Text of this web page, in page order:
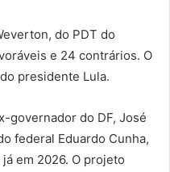
do PDT do
e 24 contrários. O
presidente Lula.
governador do DF, José
federal Eduardo Cunha,
em 2026. O projeto